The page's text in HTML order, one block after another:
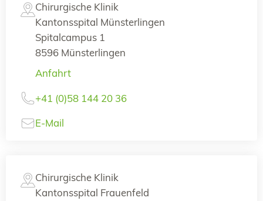
Chirurgische Klinik
Kantonsspital Münsterlingen
Spitalcampus 1
8596 Münsterlingen
Anfahrt
+41 (0)58 144 20 36
E-Mail
Chirurgische Klinik
Kantonsspital Frauenfeld